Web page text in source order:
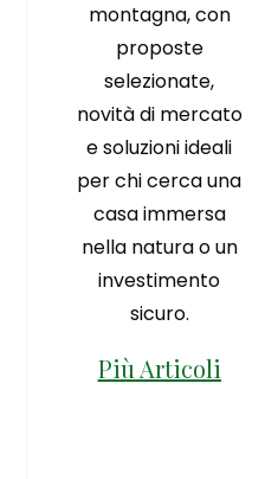
montagna, con
proposte
selezionate,
novità di mercato
e soluzioni ideali
per chi cerca una
casa immersa
nella natura o un
investimento
sicuro.
Più Articoli